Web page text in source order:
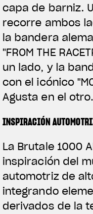
capa de barniz.
recorre ambos
la bandera
"FROM THE
un lado, y la
con el icónico
Agusta en el otro.
INSPIRACIÓN
La Brutale 1000
inspiración del
automotriz de
integrando
derivados de la